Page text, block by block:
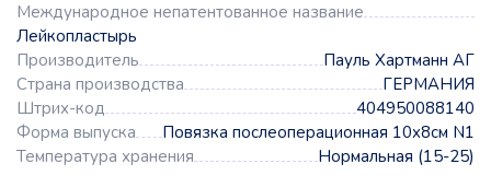
Международное непатентованное название
Лейкопластырь
Производитель
Пауль Хартманн АГ
Страна производства
ГЕРМАНИЯ
Штрих-код
404950088140
Форма выпуска
Повязка послеоперационная 10x8см N1
Температура хранения
Нормальная (15-25)